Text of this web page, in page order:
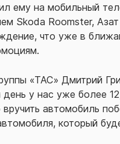
ему на мобильный
Skoda Roomster,
что уже в
«ТАС» Дмитрий
у нас уже более
автомобиль
который